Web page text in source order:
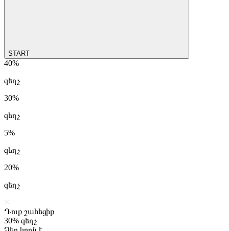
START
40%
զեղչ
30%
զեղչ
5%
զեղչ
20%
զեղչ
Դուք շահեցիք
30% զեղչ